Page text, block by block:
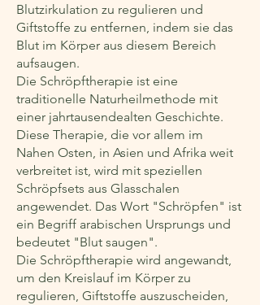
Blutzirkulation zu regulieren und
Giftstoffe zu entfernen, indem sie das
Blut im Körper aus diesem Bereich
aufsaugen.
Die Schröpftherapie ist eine
traditionelle Naturheilmethode mit
einer jahrtausendealten Geschichte.
Diese Therapie, die vor allem im
Nahen Osten, in Asien und Afrika weit
verbreitet ist, wird mit speziellen
Schröpfsets aus Glasschalen
angewendet. Das Wort "Schröpfen" ist
ein Begriff arabischen Ursprungs und
bedeutet "Blut saugen".
Die Schröpftherapie wird angewandt,
um den Kreislauf im Körper zu
regulieren, Giftstoffe auszuscheiden,